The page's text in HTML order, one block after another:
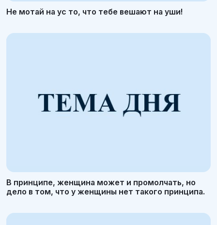
Не мотай на ус то, что тебе вешают на уши!
В принципе, женщина может и промолчать, но
дело в том, что у женщины нет такого принципа.